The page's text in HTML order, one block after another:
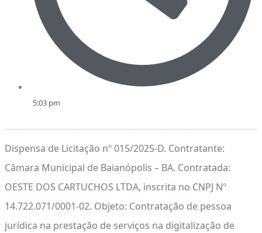
5:03 pm
Dispensa de Licitação nº 015/2025-D. Contratante:
Câmara Municipal de Baianópolis – BA. Contratada:
OESTE DOS CARTUCHOS LTDA, inscrita no CNPJ Nº
14.722.071/0001-02. Objeto: Contratação de pessoa
jurídica na prestação de serviços na digitalização de